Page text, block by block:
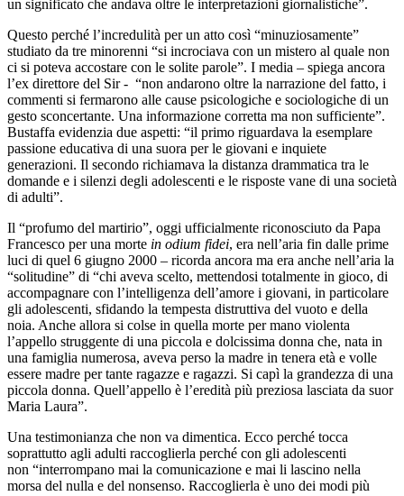
un significato che andava oltre le interpretazioni giornalistiche”.
Questo perché l’incredulità per un atto così “minuziosamente”
studiato da tre minorenni “si incrociava con un mistero al quale non
ci si poteva accostare con le solite parole”. I media – spiega ancora
l’ex direttore del Sir - “non andarono oltre la narrazione del fatto, i
commenti si fermarono alle cause psicologiche e sociologiche di un
gesto sconcertante. Una informazione corretta ma non sufficiente”.
Bustaffa evidenzia due aspetti: “il primo riguardava la esemplare
passione educativa di una suora per le giovani e inquiete
generazioni. Il secondo richiamava la distanza drammatica tra le
domande e i silenzi degli adolescenti e le risposte vane di una società
di adulti”.
Il “profumo del martirio”, oggi ufficialmente riconosciuto da Papa
Francesco per una morte in odium fidei, era nell’aria fin dalle prime
luci di quel 6 giugno 2000 – ricorda ancora ma era anche nell’aria la
“solitudine” di “chi aveva scelto, mettendosi totalmente in gioco, di
accompagnare con l’intelligenza dell’amore i giovani, in particolare
gli adolescenti, sfidando la tempesta distruttiva del vuoto e della
noia. Anche allora si colse in quella morte per mano violenta
l’appello struggente di una piccola e dolcissima donna che, nata in
una famiglia numerosa, aveva perso la madre in tenera età e volle
essere madre per tante ragazze e ragazzi. Si capì la grandezza di una
piccola donna. Quell’appello è l’eredità più preziosa lasciata da suor
Maria Laura”.
Una testimonianza che non va dimentica. Ecco perché tocca
soprattutto agli adulti raccoglierla perché con gli adolescenti
non “interrompano mai la comunicazione e mai li lascino nella
morsa del nulla e del nonsenso. Raccoglierla è uno dei modi più